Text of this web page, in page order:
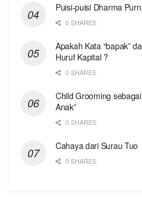
Puisi-puisi Dharma
0 SHARES
Apakah Kata “bapak”
Huruf Kapital ?
0 SHARES
Child Grooming
Anak”
0 SHARES
Cahaya dari Surau Tuo
0 SHARES